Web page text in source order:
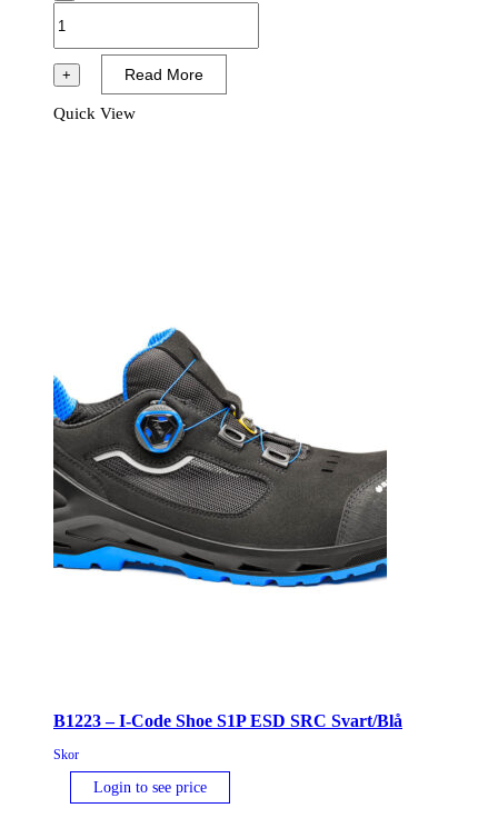
I-
Shoe
+ Read More
Quick View
B1223 – I-Code Shoe S1P ESD SRC Svart/Blå
Skor
Login to see price